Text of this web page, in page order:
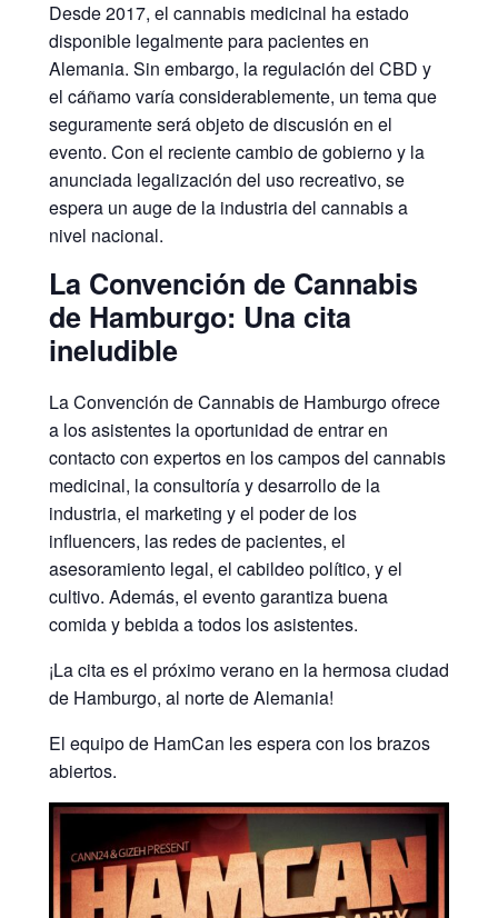
Desde 2017, el cannabis medicinal ha estado
disponible legalmente para pacientes en
Alemania. Sin embargo, la regulación del CBD y
el cáñamo varía considerablemente, un tema que
seguramente será objeto de discusión en el
evento. Con el reciente cambio de gobierno y la
anunciada legalización del uso recreativo, se
espera un auge de la industria del cannabis a
nivel nacional.
La Convención de Cannabis
de Hamburgo: Una cita
ineludible
La Convención de Cannabis de Hamburgo ofrece
a los asistentes la oportunidad de entrar en
contacto con expertos en los campos del cannabis
medicinal, la consultoría y desarrollo de la
industria, el marketing y el poder de los
influencers, las redes de pacientes, el
asesoramiento legal, el cabildeo político, y el
cultivo. Además, el evento garantiza buena
comida y bebida a todos los asistentes.
¡La cita es el próximo verano en la hermosa ciudad
de Hamburgo, al norte de Alemania!
El equipo de HamCan les espera con los brazos
abiertos.